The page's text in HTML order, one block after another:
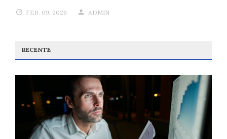
FEB. 09, 2026 ADMIN
RECENTE